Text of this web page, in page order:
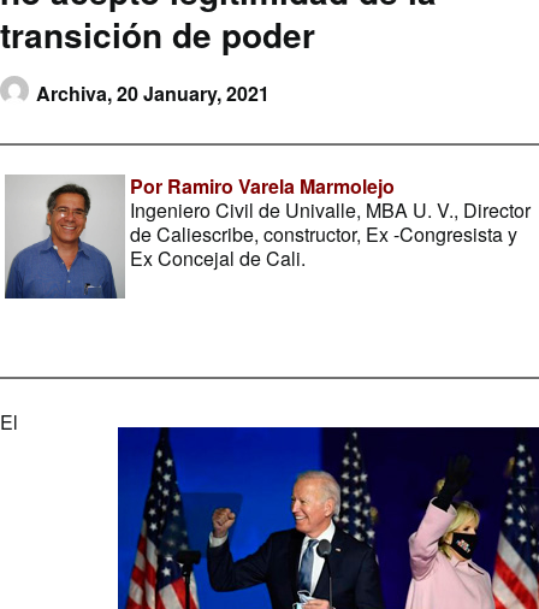
transición de poder
Archiva,20 January, 2021
Por Ramiro Varela Marmolejo
Ingeniero Civil de Univalle, MBA U. V., Director
de Caliescribe, constructor, Ex -Congresista y
Ex Concejal de Cali.
El